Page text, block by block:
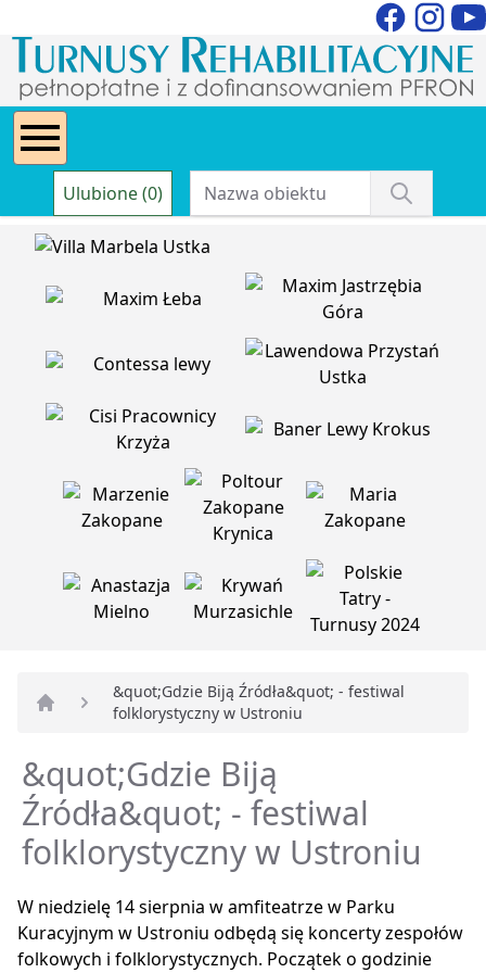
Ulubione (0)
Strona główna
&quot;Gdzie Biją Źródła&quot; - festiwal
folklorystyczny w Ustroniu
&quot;Gdzie Biją
Źródła&quot; - festiwal
folklorystyczny w Ustroniu
W niedzielę 14 sierpnia w amfiteatrze w Parku
Kuracyjnym w Ustroniu odbędą się koncerty zespołów
folkowych i folklorystycznych. Początek o godzinie